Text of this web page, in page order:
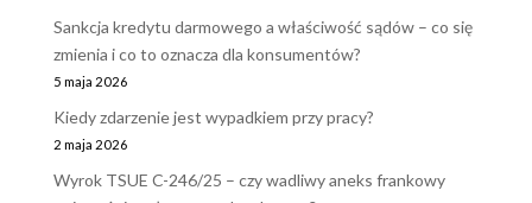
Sankcja kredytu darmowego a właściwość sądów – co się
zmienia i co to oznacza dla konsumentów?
5 maja 2026
Kiedy zdarzenie jest wypadkiem przy pracy?
2 maja 2026
Wyrok TSUE C-246/25 – czy wadliwy aneks frankowy